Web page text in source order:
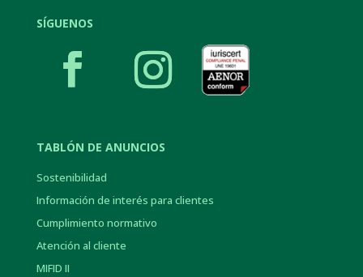
SÍGUENOS
TABLÓN DE ANUNCIOS
Sostenibilidad
Información de interés para clientes
Cumplimiento normativo
Atención al cliente
MIFID II